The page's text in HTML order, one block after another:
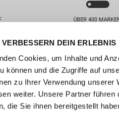
DEIN ERLEBNIS
Cookies, um Inhalte und
können und die Zugriffe auf
zu Ihrer Verwendung
weiter. Unsere Partner
die Sie ihnen bereitgestellt
ÜBER 400
Kundenservice
Hilfe & FAQs
Zahlarten
Retouren